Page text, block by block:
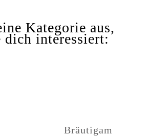
Kategorie aus,
dich interessiert:
Bräutigam